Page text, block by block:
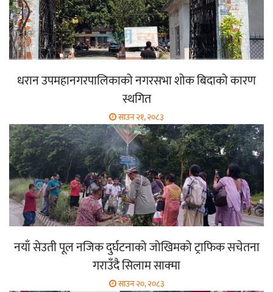
धरान उपमहानगरपालिकाको नगरसभा शोक बिदाको कारण
स्थगित
साउन २१, २०८३
नयाँ सेउती पूल नजिक दुर्घटनाको जोखिमको ट्राफिक सचेतना
गराउँदै सिलाम साक्मा
साउन २०, २०८३